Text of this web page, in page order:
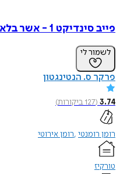
1 - אשר בלאק
לי
ס. הנטינגטון
127ביקורות)
רומן אירוטי